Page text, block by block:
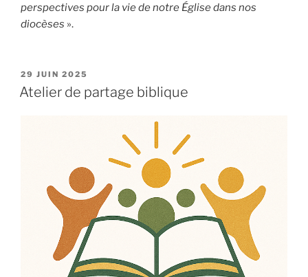
perspectives pour la vie de notre Église dans nos
diocèses ».
PUBLIÉ
LE
29 JUIN 2025
Atelier de partage biblique